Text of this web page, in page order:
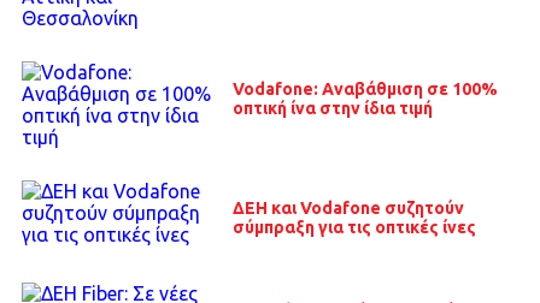
Vodafone: Αναβάθμιση σε 100%
οπτική ίνα στην ίδια τιμή
ΔΕΗ και Vodafone συζητούν
σύμπραξη για τις οπτικές ίνες